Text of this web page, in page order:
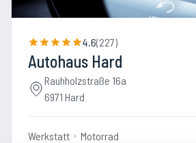
4.6(227)
Autohaus Hard
Rauhholzstraße 16a
6971 Hard
Werkstatt Motorrad